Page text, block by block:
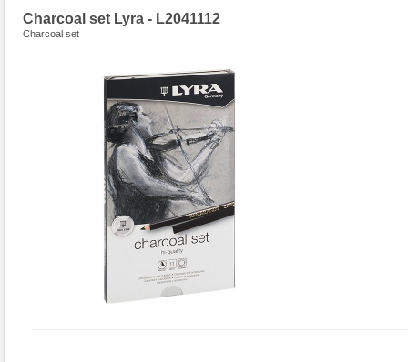
Charcoal set Lyra - L2041112
Charcoal set